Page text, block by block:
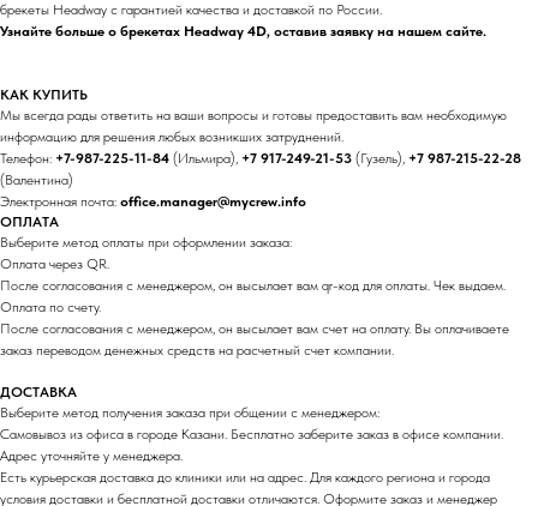
брекеты Headway с гарантией качества и доставкой по России.
Узнайте больше о брекетах Headway 4D, оставив заявку на нашем сайте.
КАК КУПИТЬ
Мы всегда рады ответить на ваши вопросы и готовы предоставить вам необходимую
информацию для решения любых возникших затруднений.
Телефон: +7-987-225-11-84 (Ильмира), +7 917-249-21-53 (Гузель), +7 987-215-22-28
(Валентина)
Электронная почта: office.manager@mycrew.info
ОПЛАТА
Выберите метод оплаты при оформлении заказа:
Оплата через QR.
После согласования с менеджером, он высылает вам qr-код для оплаты. Чек выдаем.
Оплата по счету.
После согласования с менеджером, он высылает вам счет на оплату. Вы оплачиваете
заказ переводом денежных средств на расчетный счет компании.
ДОСТАВКА
Выберите метод получения заказа при общении с менеджером:
Самовывоз из офиса в городе Казани. Бесплатно заберите заказ в офисе компании.
Адрес уточняйте у менеджера.
Есть курьерская доставка до клиники или на адрес. Для каждого региона и города
условия доставки и бесплатной доставки отличаются. Оформите заказ и менеджер